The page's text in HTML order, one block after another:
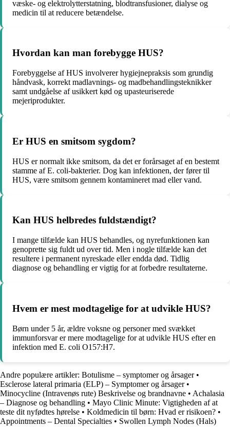
væske- og elektrolytterstatning, blodtransfusioner, dialyse og
medicin til at reducere betændelse.
Hvordan kan man forebygge HUS?
Forebyggelse af HUS involverer hygiejnepraksis som grundig
håndvask, korrekt madlavnings- og madbehandlingsteknikker
samt undgåelse af usikkert kød og upasteuriserede
mejeriprodukter.
Er HUS en smitsom sygdom?
HUS er normalt ikke smitsom, da det er forårsaget af en bestemt
stamme af E. coli-bakterier. Dog kan infektionen, der fører til
HUS, være smitsom gennem kontamineret mad eller vand.
Kan HUS helbredes fuldstændigt?
I mange tilfælde kan HUS behandles, og nyrefunktionen kan
genoprette sig fuldt ud over tid. Men i nogle tilfælde kan det
resultere i permanent nyreskade eller endda død. Tidlig
diagnose og behandling er vigtig for at forbedre resultaterne.
Hvem er mest modtagelige for at udvikle HUS?
Børn under 5 år, ældre voksne og personer med svækket
immunforsvar er mere modtagelige for at udvikle HUS efter en
infektion med E. coli O157:H7.
Andre populære artikler: Botulisme – symptomer og årsager•
Esclerose lateral primaria (ELP) – Symptomer og årsager•
Minocycline (Intravenøs rute) Beskrivelse og brandnavne • Achalasia
– Diagnose og behandling • Mayo Clinic Minute: Vigtigheden af at
teste dit nyfødtes hørelse • Koldmedicin til børn: Hvad er risikoen? •
Appointments – Dental Specialties • Swollen Lymph Nodes (Hals)